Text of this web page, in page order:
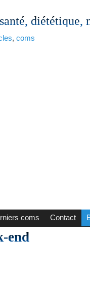
diététique,
, coms
coms Contact
end